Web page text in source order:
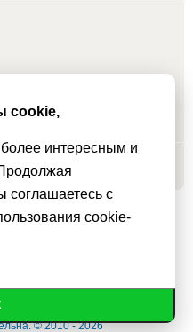
активная гиперссылка на
© 2010 - 2026
cookie,
более интересным и
соглашаетесь с
cookie-